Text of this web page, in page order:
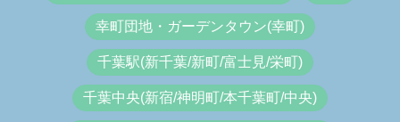
幸町団地・ガーデンタウン(幸町)
千葉駅(新千葉/新町/富士見/栄町)
千葉中央(新宿/神明町/本千葉町/中央)